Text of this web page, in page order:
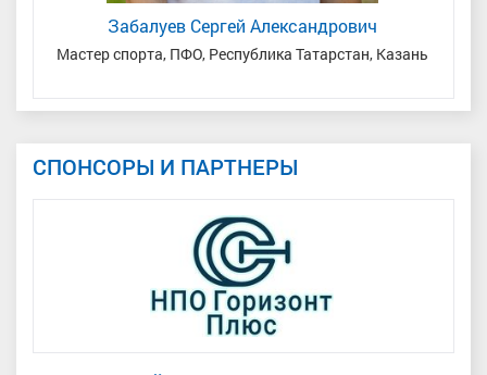
Забалуев Сергей Александрович
Мастер спорта, ПФО, Республика Татарстан, Казань
СПОНСОРЫ И ПАРТНЕРЫ